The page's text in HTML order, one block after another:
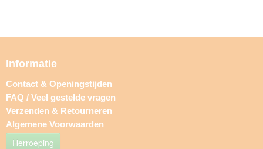
Informatie
Contact & Openingstijden
FAQ / Veel gestelde vragen
Verzenden & Retourneren
Algemene Voorwaarden
Herroeping